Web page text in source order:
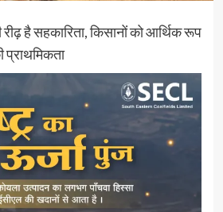
रीढ़ है सहकारिता, किसानों को आर्थिक रूप